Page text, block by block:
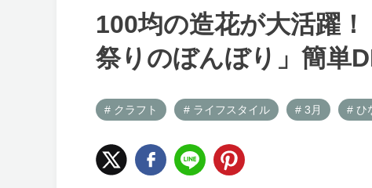
100均の造花が大活躍
祭りのぼんぼり」簡単
# クラフト # ライフスタイル # 3月 # ひ